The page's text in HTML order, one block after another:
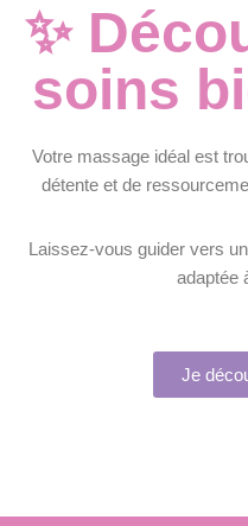
✨
soins
Votre massage idéal est
détente et de
Laissez-vous guider vers
adaptée
Je